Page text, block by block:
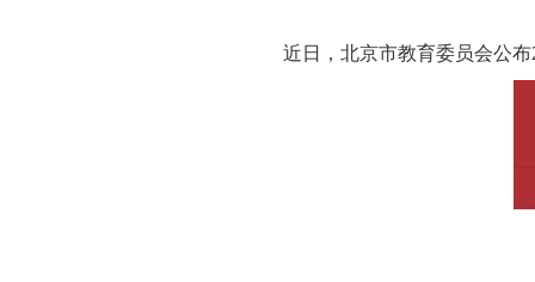
近日，北京市教育委员会公